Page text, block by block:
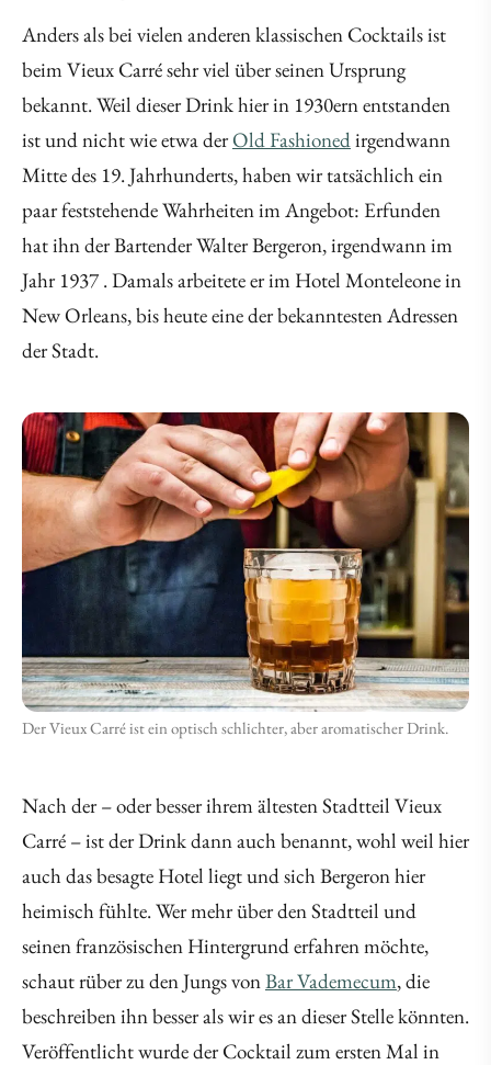
Anders als bei vielen anderen klassischen Cocktails ist
beim Vieux Carré sehr viel über seinen Ursprung
bekannt. Weil dieser Drink hier in 1930ern entstanden
ist und nicht wie etwa derOld Fashionedirgendwann
Mitte des 19. Jahrhunderts, haben wir tatsächlich ein
paar feststehende Wahrheiten im Angebot: Erfunden
hat ihn der Bartender Walter Bergeron, irgendwann im
Jahr 1937 . Damals arbeitete er im Hotel Monteleone in
New Orleans, bis heute eine der bekanntesten Adressen
der Stadt.
Der Vieux Carré ist ein optisch schlichter, aber aromatischer Drink.
Nach der – oder besser ihrem ältesten Stadtteil Vieux
Carré – ist der Drink dann auch benannt, wohl weil hier
auch das besagte Hotel liegt und sich Bergeron hier
heimisch fühlte. Wer mehr über den Stadtteil und
seinen französischen Hintergrund erfahren möchte,
schaut rüber zu den Jungs vonBar Vademecum, die
beschreiben ihn besser als wir es an dieser Stelle könnten.
Veröffentlicht wurde der Cocktail zum ersten Mal in